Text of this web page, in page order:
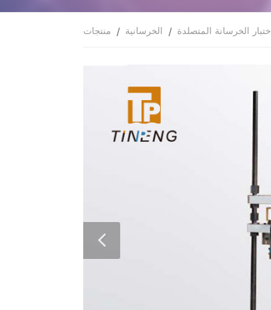
منتجات الخرسانية اختبار الخرسانة المتصلدة